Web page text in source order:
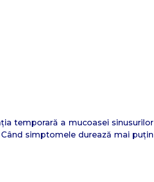
temporară a mucoasei sinusurilor
simptomele durează mai puțin